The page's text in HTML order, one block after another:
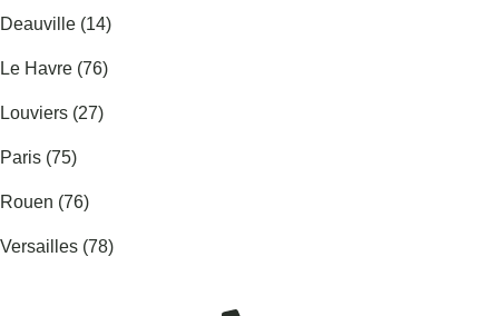
Deauville (14)
Le Havre (76)
Louviers (27)
Paris (75)
Rouen (76)
Versailles (78)